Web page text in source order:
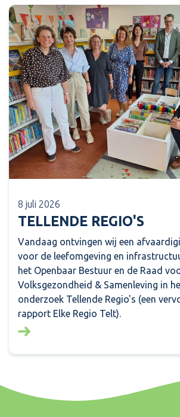
8 juli 2026
TELLENDE REGIO'S
Vandaag ontvingen wij een
voor de leefomgeving en
het Openbaar Bestuur en de Raad
Volksgezondheid & Samenleving in
onderzoek Tellende Regio's (een
rapport Elke Regio Telt).
Lees meer over: Tellende regio's